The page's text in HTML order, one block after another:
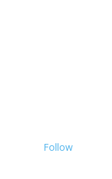
Follow